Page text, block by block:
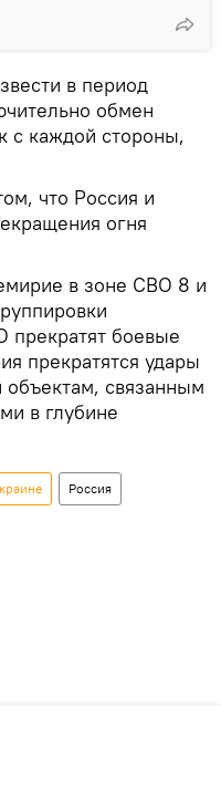
в период
обмен
с каждой стороны,
что Россия и
огня
в зоне СВО 8 и
прекратят боевые
прекратятся удары
связанным
в глубине
Россия